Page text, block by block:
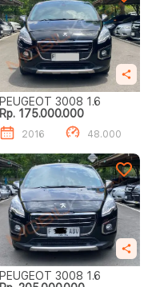
PEUGEOT 3008 1.6
Rp. 175.000.000
2016 48.000
PEUGEOT 3008 1.6